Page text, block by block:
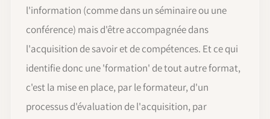
l'information (comme dans un séminaire ou une
conférence) mais d'être accompagnée dans
l'acquisition de savoir et de compétences. Et ce qui
identifie donc une 'formation' de tout autre format,
c'est la mise en place, par le formateur, d'un
processus d'évaluation de l'acquisition, par